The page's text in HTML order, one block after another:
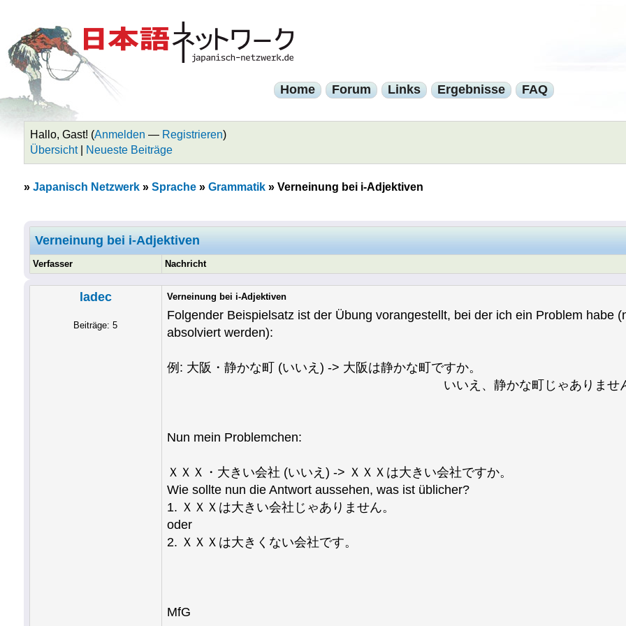
Home Forum Links Ergebnisse FAQ
Hallo, Gast! (Anmelden — Registrieren)
Übersicht| Neueste Beiträge
» Japanisch Netzwerk» Sprache» Grammatik» Verneinung bei i-Adjektiven
Verneinung bei i-Adjektiven
Verfasser Nachricht
ladec
Beiträge: 5
Verneinung bei i-Adjektiven
Folgender Beispielsatz ist der Übung vorangestellt, bei der ich ein Problem habe
absolviert werden):
例: 大阪・静かな町 (いいえ) -> 大阪は静かな町ですか。
いいえ、静かな町じゃありません
Nun mein Problemchen:
ＸＸＸ・大きい会社 (いいえ) -> ＸＸＸは大きい会社ですか。
Wie sollte nun die Antwort aussehen, was ist üblicher?
1. ＸＸＸは大きい会社じゃありません。
oder
2. ＸＸＸは大きくない会社です。
MfG